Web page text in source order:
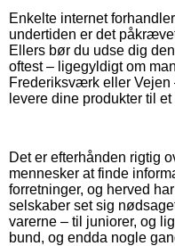
Enkelte internet
undertiden er det
Ellers bør du udse dig
oftest – ligegyldigt om
Frederiksværk eller
levere dine produkter til
Det er efterhånden rigtig
mennesker at finde
forretninger, og herved
selskaber set sig
varerne – til juniorer, og
bund, og endda nogle